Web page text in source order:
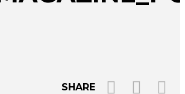
SHARE